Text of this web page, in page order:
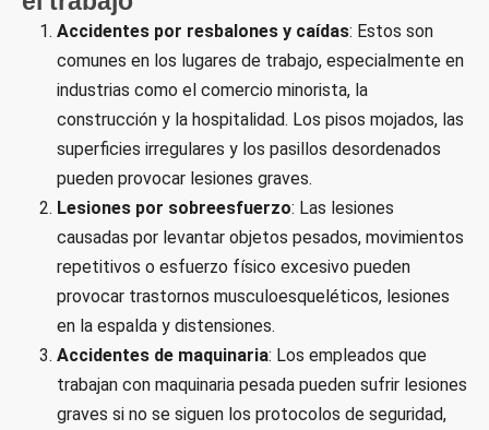
Accidentes por resbalones y caídas: Estos son
comunes en los lugares de trabajo, especialmente en
industrias como el comercio minorista, la
construcción y la hospitalidad. Los pisos mojados, las
superficies irregulares y los pasillos desordenados
pueden provocar lesiones graves.
Lesiones por sobreesfuerzo: Las lesiones
causadas por levantar objetos pesados, movimientos
repetitivos o esfuerzo físico excesivo pueden
provocar trastornos musculoesqueléticos, lesiones
en la espalda y distensiones.
Accidentes de maquinaria: Los empleados que
trabajan con maquinaria pesada pueden sufrir lesiones
graves si no se siguen los protocolos de seguridad,